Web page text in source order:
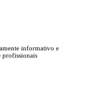
informativo e
profissionais